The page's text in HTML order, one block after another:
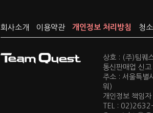
회사소개 이용약관 개인정보 처리방침 청
상호 : (주)팀퀘
통신판매업 신
주소 : 서울특
워)
개인정보 책
TEL :